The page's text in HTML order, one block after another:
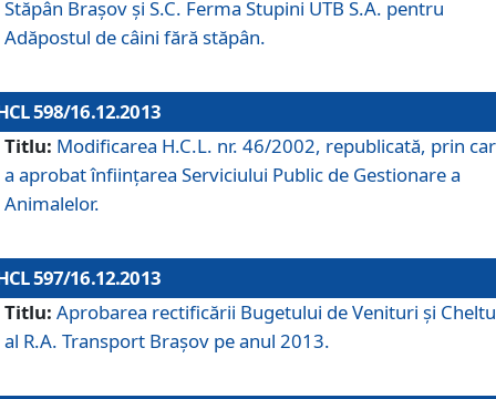
Stăpân Braşov şi S.C. Ferma Stupini UTB S.A. pentru
Adăpostul de câini fără stăpân.
598/16.12.2013
Titlu: Modificarea H.C.L. nr. 46/2002, republicată, prin
a aprobat înfiinţarea Serviciului Public de Gestionare a
Animalelor.
597/16.12.2013
Titlu: Aprobarea rectificării Bugetului de Venituri şi
al R.A. Transport Braşov pe anul 2013.